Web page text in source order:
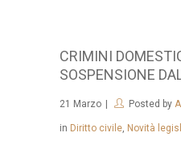
CRIMINI
SOSPENSIONE
21 Marzo Posted by
in Diritto civile Novità